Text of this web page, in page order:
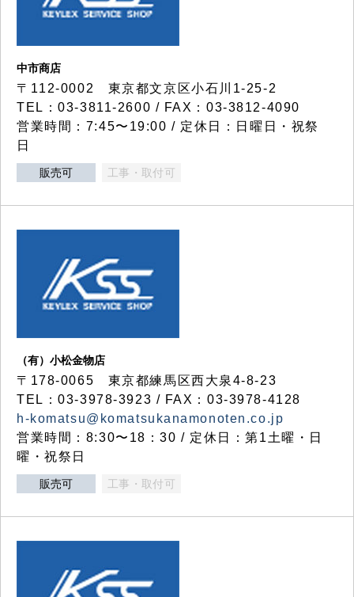
中市商店
〒112-0002 東京都文京区小石川1-25-2
TEL：03-3811-2600 / FAX：03-3812-4090
営業時間：7:45〜19:00 / 定休日：日曜日・祝祭
日
販売可 工事・取付可
（有）小松金物店
〒178-0065 東京都練馬区西大泉4-8-23
TEL：03-3978-3923 / FAX：03-3978-4128
h-komatsu@komatsukanamonoten.co.jp
営業時間：8:30〜18：30 / 定休日：第1土曜・日
曜・祝祭日
販売可 工事・取付可